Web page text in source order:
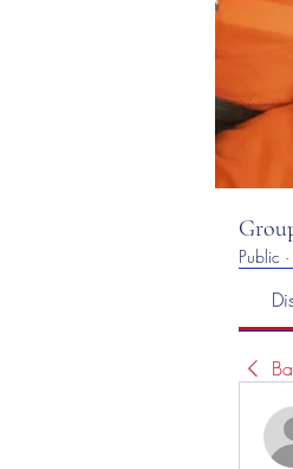
Public ·